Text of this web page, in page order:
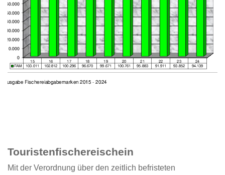
Touristenfischereischein
Mit der Verordnung über den zeitlich befristeten